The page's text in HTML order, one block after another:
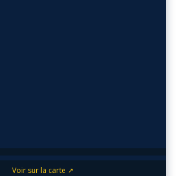
Voir sur la carte ↗